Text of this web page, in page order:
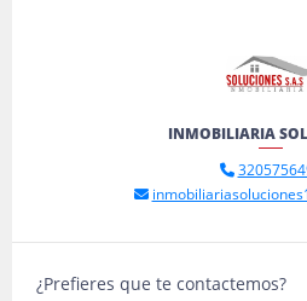
INMOBILIARIA
¿Prefieres que te contactemos?